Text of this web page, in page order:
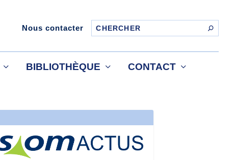
Nous contacter
BIBLIOTHÈQUE CONTACT